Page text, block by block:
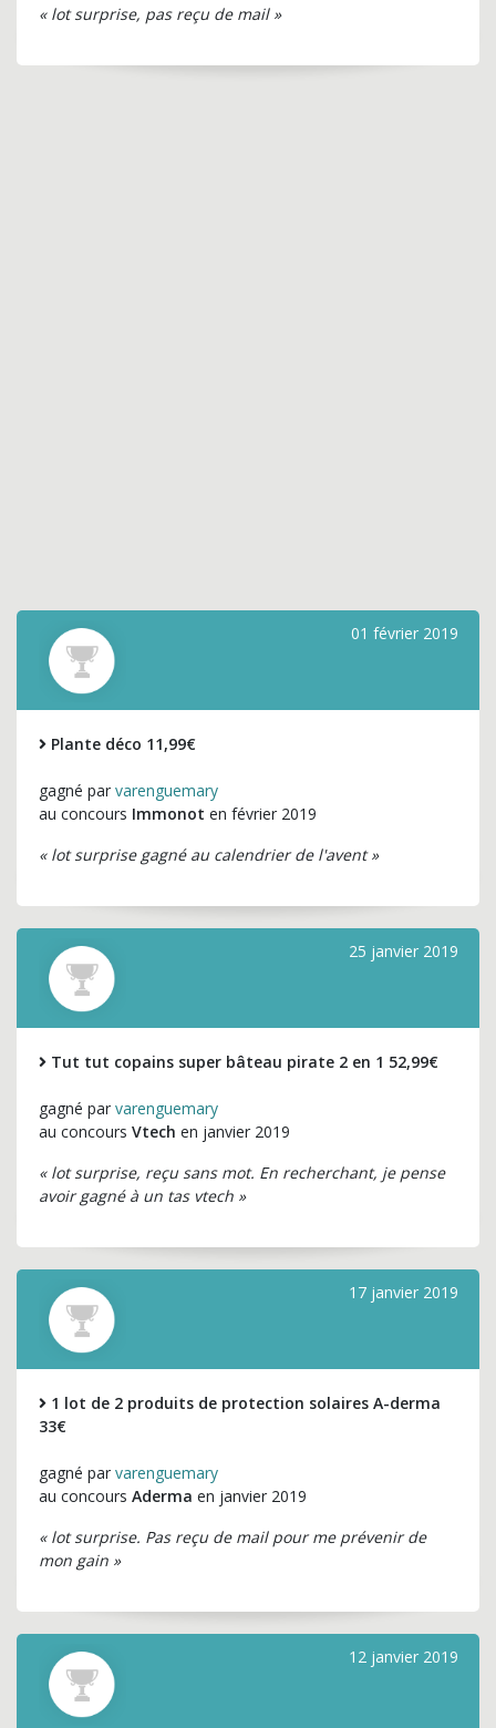
« lot surprise, pas reçu de mail »
01 février 2019
Plante déco 11,99€
gagné par varenguemary
au concours Immonot en février 2019
« lot surprise gagné au calendrier de l'avent »
25 janvier 2019
Tut tut copains super bâteau pirate 2 en 1 52,99€
gagné par varenguemary
au concours Vtech en janvier 2019
« lot surprise, reçu sans mot. En recherchant, je pense
avoir gagné à un tas vtech »
17 janvier 2019
1 lot de 2 produits de protection solaires A-derma
33€
gagné par varenguemary
au concours Aderma en janvier 2019
« lot surprise. Pas reçu de mail pour me prévenir de
mon gain »
12 janvier 2019